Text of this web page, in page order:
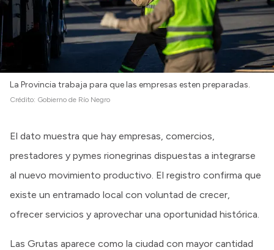
La Provincia trabaja para que las empresas esten preparadas.
Crédito: Gobierno de Río Negro
El dato muestra que hay empresas, comercios,
prestadores y pymes rionegrinas dispuestas a integrarse
al nuevo movimiento productivo. El registro confirma que
existe un entramado local con voluntad de crecer,
ofrecer servicios y aprovechar una oportunidad histórica.
Las Grutas aparece como la ciudad con mayor cantidad